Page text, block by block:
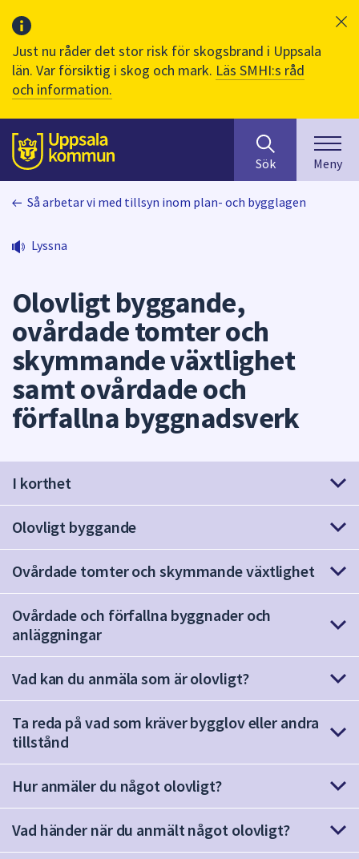
Just nu råder det stor risk för skogsbrand i Uppsala
län. Var försiktig i skog och mark. Läs SMHI:s råd
och information.
Till sidans
huvudinnehåll
efter
innehåll
på
webbplatsen.
i
sökfältet
kommer
sökförslag
att
presenteras
under
att
mellan
sökförslagen
och
enter
för
något
av
dem.
Sök Meny
Så arbetar vi med tillsyn inom plan- och bygglagen
Lyssna
Olovligt byggande,
ovårdade tomter och
skymmande växtlighet
samt ovårdade och
förfallna byggnadsverk
I korthet
Olovligt byggande
Ovårdade tomter och skymmande växtlighet
Ovårdade och förfallna byggnader och
anläggningar
Vad kan du anmäla som är olovligt?
Ta reda på vad som kräver bygglov eller andra
tillstånd
Hur anmäler du något olovligt?
Vad händer när du anmält något olovligt?